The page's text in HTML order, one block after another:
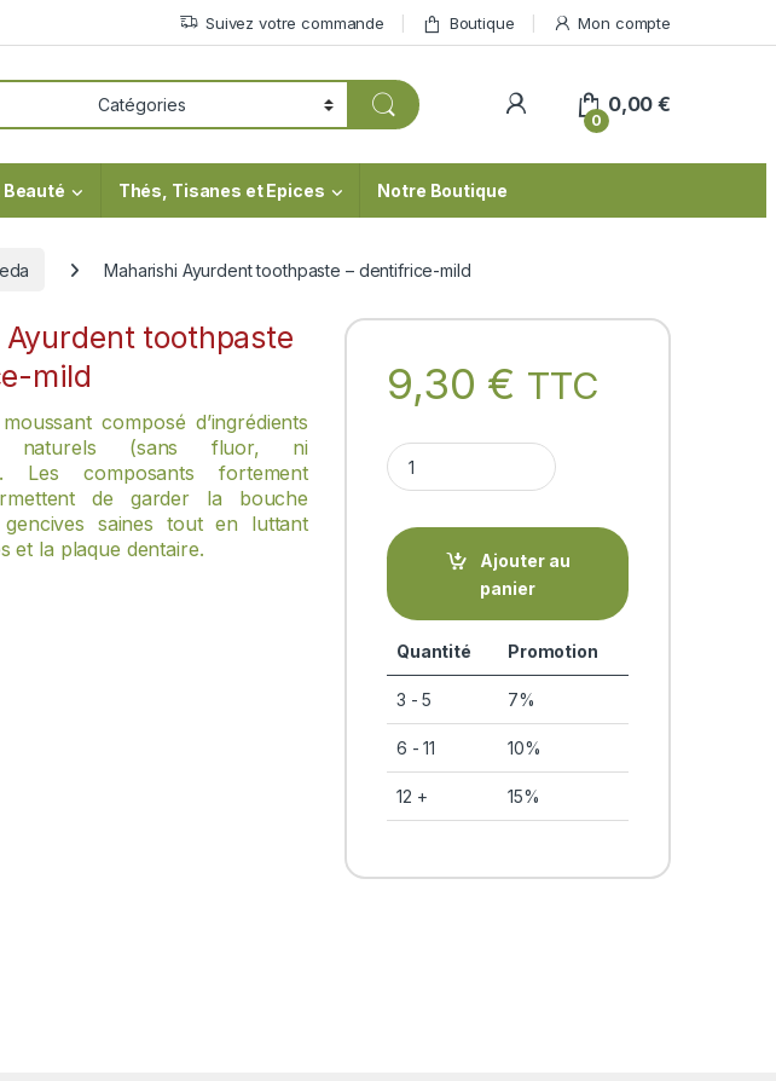
Suivez votre commande Boutique Mon compte
My Account
0
0,00€
Thés, Tisanes et Epices Notre Boutique
Maharishi Ayurdent toothpaste – dentifrice-mild
toothpaste
mild
composé d’ingrédients
naturels (sans fluor, ni
Les composants fortement
de garder la bouche
saines tout en luttant
et la plaque dentaire.
9,30 € TTC
Maharishi Ayurdent toothpaste - dentifrice-mild
Ajouter au
panier
Quantité Promotion
3 - 5 7%
6 - 11 10%
12 + 15%